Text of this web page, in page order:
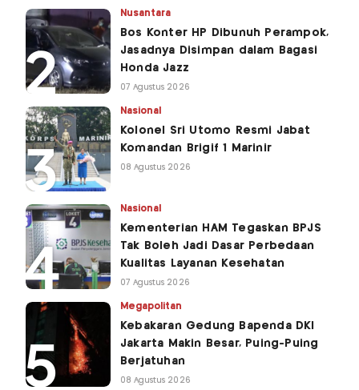
Nusantara
Bos Konter HP Dibunuh Perampok,
Jasadnya Disimpan dalam Bagasi
Honda Jazz
07 Agustus 2026
Nasional
Kolonel Sri Utomo Resmi Jabat
Komandan Brigif 1 Marinir
08 Agustus 2026
Nasional
Kementerian HAM Tegaskan BPJS
Tak Boleh Jadi Dasar Perbedaan
Kualitas Layanan Kesehatan
07 Agustus 2026
Megapolitan
Kebakaran Gedung Bapenda DKI
Jakarta Makin Besar, Puing-Puing
Berjatuhan
08 Agustus 2026